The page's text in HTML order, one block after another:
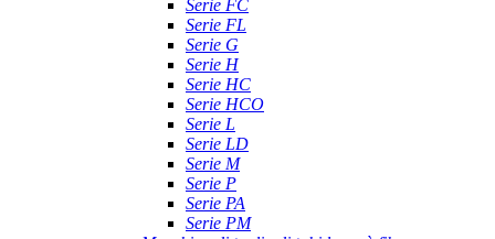
Serie FC
Serie FL
Serie G
Serie H
Serie HC
Serie HCO
Serie L
Serie LD
Serie M
Serie P
Serie PA
Serie PM